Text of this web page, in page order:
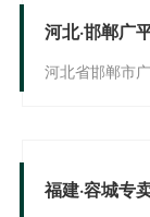
河北·邯郸广
河北省邯郸市
福建·容城专